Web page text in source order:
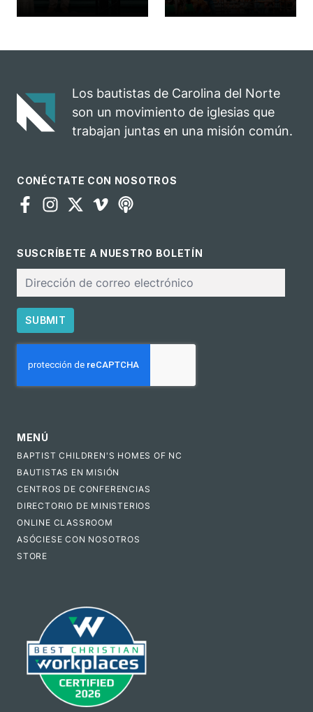
celebra el
rodeo anual en
para el
ministerio
Los bautistas de Carolina del Norte
son un movimiento de iglesias que
trabajan juntas en una misión común.
CONÉCTATE CON NOSOTROS
SUSCRÍBETE A NUESTRO BOLETÍN
electrónico
SUBMIT
MENÚ
BAPTIST CHILDREN'S HOMES OF NC
BAUTISTAS EN MISIÓN
CENTROS DE CONFERENCIAS
DIRECTORIO DE MINISTERIOS
ONLINE CLASSROOM
ASÓCIESE CON NOSOTROS
STORE